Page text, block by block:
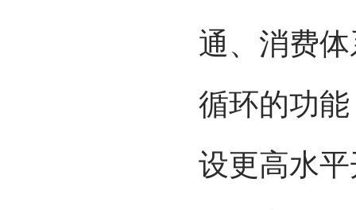
通、消费
循环的功
设更高水